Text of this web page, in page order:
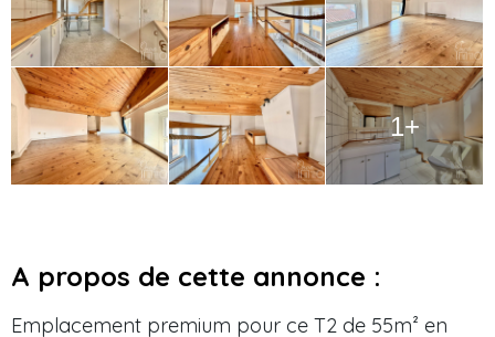
1+
A propos de cette annonce :
Emplacement premium pour ce T2 de 55m² en